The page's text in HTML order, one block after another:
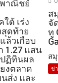
พาณิชย์
ต้ เร่ง
ดท้าย
ล้วเกือบ
1.27 แสน
ฏิทินผล
งตลาด
ส่ง และ
ส
จั
ทู
ส
ข่